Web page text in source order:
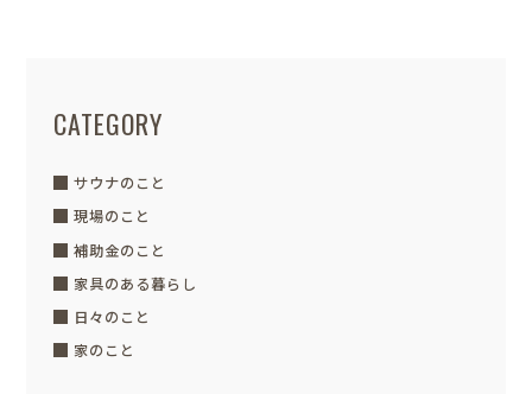
CATEGORY
サウナのこと
現場のこと
補助金のこと
家具のある暮らし
日々のこと
家のこと